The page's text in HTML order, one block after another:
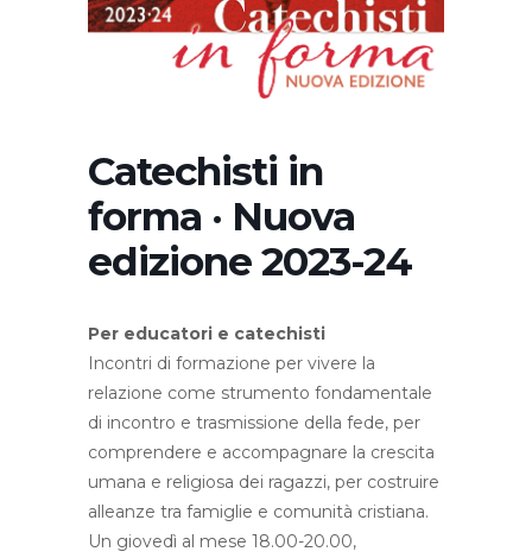
Catechisti in
forma · Nuova
edizione 2023-24
Per educatori e catechisti
Incontri di formazione per vivere la
relazione come strumento fondamentale
di incontro e trasmissione della fede, per
comprendere e accompagnare la crescita
umana e religiosa dei ragazzi, per costruire
alleanze tra famiglie e comunità cristiana.
Un giovedì al mese 18.00-20.00,